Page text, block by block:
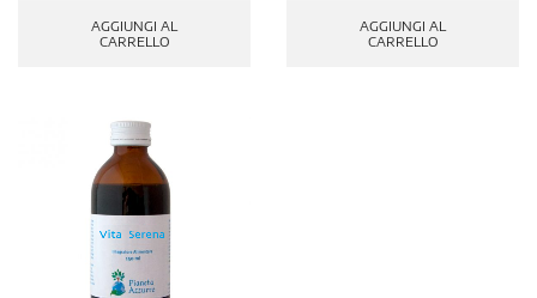
AGGIUNGI AL
CARRELLO
AGGIUNGI AL
CARRELLO